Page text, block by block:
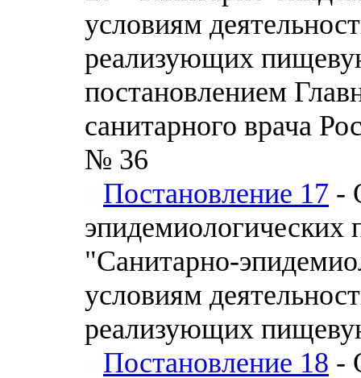
условиям
реализующих
постановлением
санитарного врача
№ 36
Постановление 17 -
"Санитарно-
условиям
реализующих
Постановление 18 -